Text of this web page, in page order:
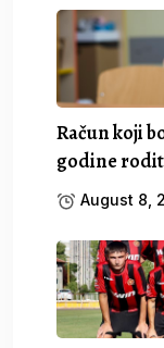
Račun koji
godine
August 8,